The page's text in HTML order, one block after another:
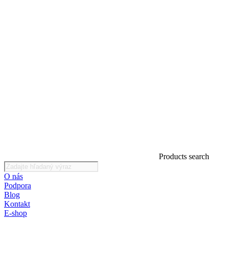
Products search
O nás
Podpora
Blog
Kontakt
E-shop